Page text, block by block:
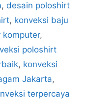
, desain poloshirt
, konveksi baju
komputer,
poloshirt
, konveksi
Jakarta,
terpercaya